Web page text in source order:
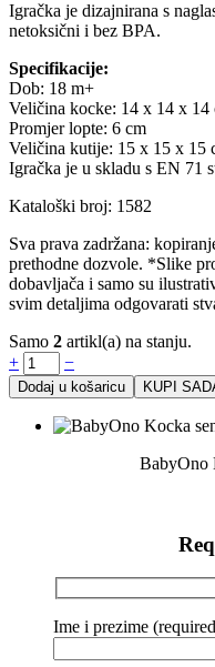
Igračka je dizajnirana s
netoksični i bez BPA.
Specifikacije:
Dob: 18 m+
Veličina kocke: 14 x 14 x 14
Promjer lopte: 6 cm
Veličina kutije: 15 x 15 x 15
Igračka je u skladu s EN 71
Kataloški broj: 1582
Sva prava zadržana:
prethodne dozvole. *Slike
dobavljača i samo su
svim detaljima odgovarati
Samo 2 artikl(a) na stanju.
+
−
Dodaj u košaricu KUPI
BabyOno
Ime i prezime